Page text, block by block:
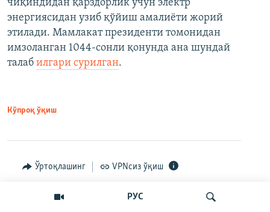
РУС
чиқиндидан қарздорлик учун электр
энергиясидан узиб қўйиш амалиёти жорий
этилади. Мамлакат президенти томонидан
имзоланган 1044-сонли қонунда ана шундай
талаб илгари сурилган.
Кўпроқ ўқиш
Ўртоқлашинг VPNсиз ўқиш